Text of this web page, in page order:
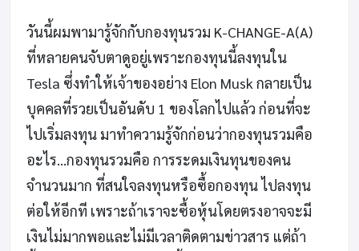
วันนี้ผมพามารู้จักกับกองทุนรวม K-CHANGE-A(A)
ที่หลายคนจับตาดูอยู่เพราะกองทุนนี้ลงทุนใน
Tesla ซึ่งทำให้เจ้าของอย่าง Elon Musk กลายเป็น
บุคคลที่รวยเป็นอันดับ 1 ของโลกไปแล้ว ก่อนที่จะ
ไปเริ่มลงทุน มาทำความรู้จักก่อนว่ากองทุนรวมคือ
อะไร...กองทุนรวมคือ การระดมเงินทุนของคน
จำนวนมาก ที่สนใจลงทุนหรือซื้อกองทุน ไปลงทุน
ต่อให้อีกที เพราะถ้าเราจะซื้อหุ้นโดยตรงอาจจะมี
เงินไม่มากพอและไม่มีเวลาติดตามข่าวสาร แต่ถ้า